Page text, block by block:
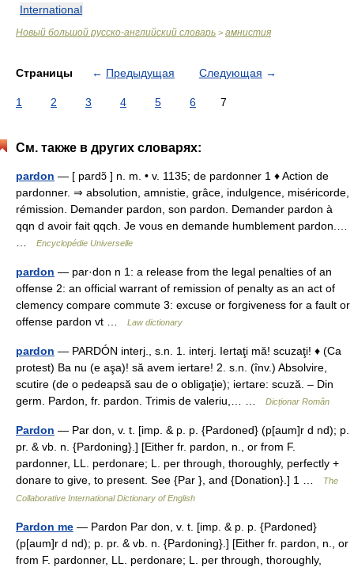
International
Новый большой русско-английский словарь > амнистия
Страницы ← Предыдущая Следующая →
1 2 3 4 5 6 7
См. также в других словарях:
pardon — [ pardɔ̃ ] n. m. • v. 1135; de pardonner 1 ♦ Action de
pardonner. ⇒ absolution, amnistie, grâce, indulgence, miséricorde,
rémission. Demander pardon, son pardon. Demander pardon à
qqn d avoir fait qqch. Je vous en demande humblement pardon.…
Encyclopédie Universelle
pardon — par·don n 1: a release from the legal penalties of an
offense 2: an official warrant of remission of penalty as an act of
clemency compare commute 3: excuse or forgiveness for a fault or
offense pardon vt …
Law dictionary
pardon — PARDÓN interj., s.n. 1. interj. Iertaţi mă! scuzaţi! ♦ (Ca
protest) Ba nu (e aşa)! să avem iertare! 2. s.n. (înv.) Absolvire,
scutire (de o pedeapsă sau de o obligaţie); iertare: scuză. – Din
germ. Pardon, fr. pardon. Trimis de valeriu,… …
Dicționar Român
Pardon — Par don, v. t. [imp. & p. p. {Pardoned} (p[aum]r d nd); p.
pr. & vb. n. {Pardoning}.] [Either fr. pardon, n., or from F.
pardonner, LL. perdonare; L. per through, thoroughly, perfectly +
donare to give, to present. See {Par }, and {Donation}.] 1 …
The
Collaborative International Dictionary of English
Pardon me — Pardon Par don, v. t. [imp. & p. p. {Pardoned}
(p[aum]r d nd); p. pr. & vb. n. {Pardoning}.] [Either fr. pardon, n., or
from F. pardonner, LL. perdonare; L. per through, thoroughly,